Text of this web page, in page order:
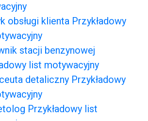
obsługi klienta Przykładowy
stacji benzynowej
list motywacyjny
detaliczny Przykładowy
Przykładowy list